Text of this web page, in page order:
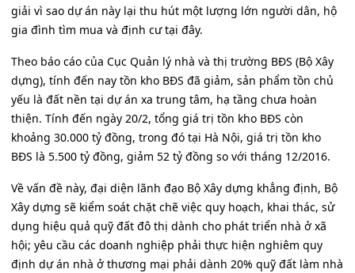
giải vì sao dự án này lại thu hút một lượng lớn người dân, hộ
gia đình tìm mua và định cư tại đây.
Theo báo cáo của Cục Quản lý nhà và thị trường BĐS (Bộ Xây
dựng), tính đến nay tồn kho BĐS đã giảm, sản phẩm tồn chủ
yếu là đất nền tại dự án xa trung tâm, hạ tầng chưa hoàn
thiện. Tính đến ngày 20/2, tổng giá trị tồn kho BĐS còn
khoảng 30.000 tỷ đồng, trong đó tại Hà Nội, giá trị tồn kho
BĐS là 5.500 tỷ đồng, giảm 52 tỷ đồng so với tháng 12/2016.
Về vấn đề này, đại diện lãnh đạo Bộ Xây dựng khẳng định, Bộ
Xây dựng sẽ kiểm soát chặt chẽ việc quy hoạch, khai thác, sử
dụng hiệu quả quỹ đất đô thị dành cho phát triển nhà ở xã
hội; yêu cầu các doanh nghiệp phải thực hiện nghiêm quy
định dự án nhà ở thương mại phải dành 20% quỹ đất làm nhà